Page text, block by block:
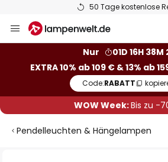
50 Tage kostenlose
Inhalt
Nur
01D 16H 38M
EXTRA 10% ab 109 € & 13% ab
Code:RABATT
WOW Week:Bis zu -
Pendelleuchten & Hängelampen